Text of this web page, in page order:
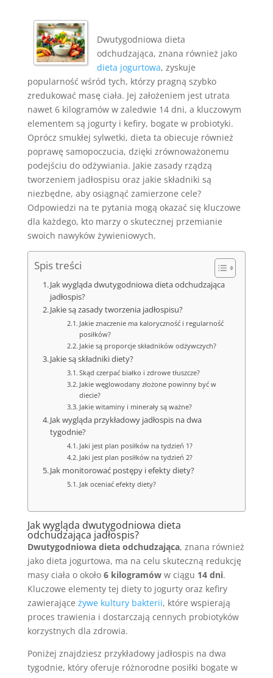
Dwutygodniowa dieta
odchudzająca, znana również jako
dieta jogurtowa, zyskuje
popularność wśród tych, którzy pragną szybko
zredukować masę ciała. Jej założeniem jest utrata
nawet 6 kilogramów w zaledwie 14 dni, a kluczowym
elementem są jogurty i kefiry, bogate w probiotyki.
Oprócz smukłej sylwetki, dieta ta obiecuje również
poprawę samopoczucia, dzięki zrównoważonemu
podejściu do odżywiania. Jakie zasady rządzą
tworzeniem jadłospisu oraz jakie składniki są
niezbędne, aby osiągnąć zamierzone cele?
Odpowiedzi na te pytania mogą okazać się kluczowe
dla każdego, kto marzy o skutecznej przemianie
swoich nawyków żywieniowych.
Spis treści
Jak wygląda dwutygodniowa dieta odchudzająca
jadłospis?
Jakie są zasady tworzenia jadłospisu?
Jakie znaczenie ma kaloryczność i regularność
posiłków?
Jakie są proporcje składników odżywczych?
Jakie są składniki diety?
Skąd czerpać białko i zdrowe tłuszcze?
Jakie węglowodany złożone powinny być w
diecie?
Jakie witaminy i minerały są ważne?
Jak wygląda przykładowy jadłospis na dwa
tygodnie?
Jaki jest plan posiłków na tydzień 1?
Jaki jest plan posiłków na tydzień 2?
Jak monitorować postępy i efekty diety?
Jak oceniać efekty diety?
Jak wygląda dwutygodniowa dieta
odchudzająca jadłospis?
Dwutygodniowa dieta odchudzająca, znana również
jako dieta jogurtowa, ma na celu skuteczną redukcję
masy ciała o około 6 kilogramóww ciągu 14 dni.
Kluczowe elementy tej diety to jogurty oraz kefiry
zawierające żywe kultury bakterii, które wspierają
proces trawienia i dostarczają cennych probiotyków
korzystnych dla zdrowia.
Poniżej znajdziesz przykładowy jadłospis na dwa
tygodnie, który oferuje różnorodne posiłki bogate w